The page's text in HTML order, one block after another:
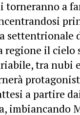
torneranno a
settentrionale
regione il cielo
tra nubi
a partire
imbiancando